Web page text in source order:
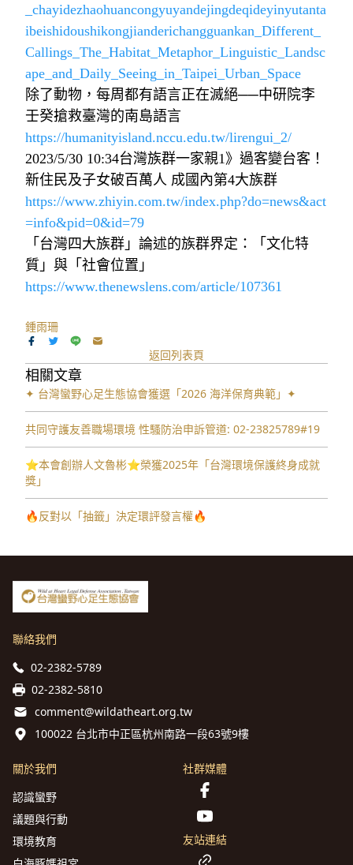
_chayidezhaohuancongyuyandejingdeqideyinyutanta
ibeishidoushikongjianderichangguankan_Different_
Callings_The_Habitat_Metaphor_Linguistic_Landsc
ape_and_Daily_Seeing_in_Taipei_Urban_Space
除了動物，每周都有語言正在滅絕──中研院李
壬癸搶救臺灣的南島語言
https://humanityisland.nccu.edu.tw/lirengui_2/
2023/5/30 10:34台灣族群一家親1》過客變台客！
新住民及子女破百萬人 成國內第4大族群
https://www.zhiyin.com.tw/index.php?do=news&act
=info&pid=0&id=79
「台灣四大族群」論述的族群界定：「文化特
質」與「社會位置」
https://www.thenewslens.com/article/107361
鍾雨珊
返回列表頁
相關文章
✦ 台灣蠻野心足生態協會獲選「2026 海洋保育典範」✦
共同守護友善職場環境 性騷防治申訴管道: 02-23825789#19
⭐️本會創辦人文魯彬⭐️榮獲2025年「台灣環境保護終身成就
獎」
🔥反對以「抽籤」決定環評發言權🔥
聯絡我們
02-2382-5789
02-2382-5810
comment@wildatheart.org.tw
100022 台北市中正區杭州南路一段63號9樓
關於我們
認識蠻野
議題與行動
環境教育
社群媒體
友站連結